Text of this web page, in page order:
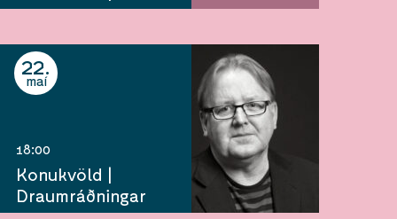
22
maí
18:00
Konukvöld |
Draumráðningar